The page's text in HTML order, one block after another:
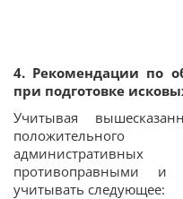
4. Рекомендации по
при подготовке
Учитывая
противоправными
учитывать следующее: